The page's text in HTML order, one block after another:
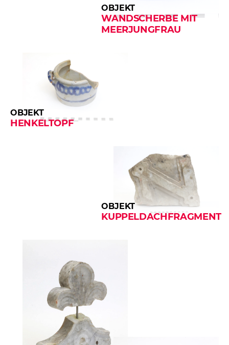
OBJEKT
WANDSCHERBE MIT
MEERJUNGFRAU
OBJEKT
HENKELTOPF
OBJEKT
KUPPELDACHFRAGMENT